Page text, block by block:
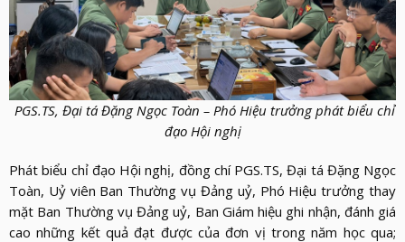
PGS.TS, Đại tá Đặng Ngọc Toàn – Phó Hiệu trưởng phát biểu chỉ
đạo Hội nghị
Phát biểu chỉ đạo Hội nghị, đồng chí PGS.TS, Đại tá Đặng Ngọc
Toàn, Uỷ viên Ban Thường vụ Đảng uỷ, Phó Hiệu trưởng thay
mặt Ban Thường vụ Đảng uỷ, Ban Giám hiệu ghi nhận, đánh giá
cao những kết quả đạt được của đơn vị trong năm học qua;